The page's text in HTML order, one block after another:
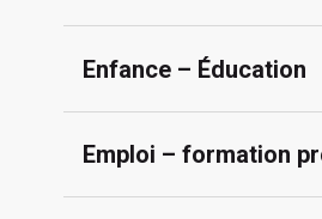
Enfance – Éducation
Emploi – formation